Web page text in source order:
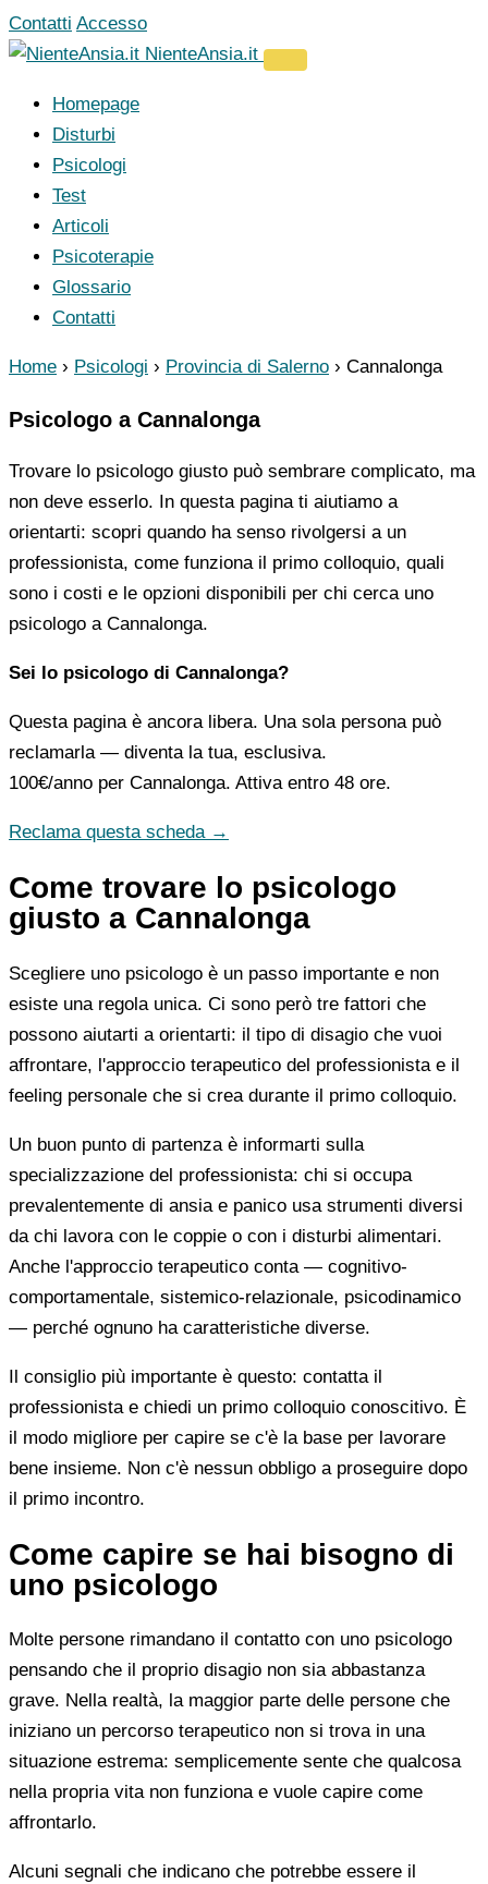
Vai
al
Contatti Accesso
NienteAnsia.it
Homepage
Disturbi
Psicologi
Test
Articoli
Psicoterapie
Glossario
Contatti
Home › Psicologi › Provincia di Salerno › Cannalonga
Psicologo a Cannalonga
Trovare lo psicologo giusto può sembrare complicato, ma
non deve esserlo. In questa pagina ti aiutiamo a
orientarti: scopri quando ha senso rivolgersi a un
professionista, come funziona il primo colloquio, quali
sono i costi e le opzioni disponibili per chi cerca uno
psicologo a Cannalonga.
Sei lo psicologo di Cannalonga?
Questa pagina è ancora libera. Una sola persona può
reclamarla — diventa la tua, esclusiva.
100€/anno per Cannalonga. Attiva entro 48 ore.
Reclama questa scheda →
Come trovare lo psicologo
giusto a Cannalonga
Scegliere uno psicologo è un passo importante e non
esiste una regola unica. Ci sono però tre fattori che
possono aiutarti a orientarti: il tipo di disagio che vuoi
affrontare, l'approccio terapeutico del professionista e il
feeling personale che si crea durante il primo colloquio.
Un buon punto di partenza è informarti sulla
specializzazione del professionista: chi si occupa
prevalentemente di ansia e panico usa strumenti diversi
da chi lavora con le coppie o con i disturbi alimentari.
Anche l'approccio terapeutico conta — cognitivo-
comportamentale, sistemico-relazionale, psicodinamico
— perché ognuno ha caratteristiche diverse.
Il consiglio più importante è questo: contatta il
professionista e chiedi un primo colloquio conoscitivo. È
il modo migliore per capire se c'è la base per lavorare
bene insieme. Non c'è nessun obbligo a proseguire dopo
il primo incontro.
Come capire se hai bisogno di
uno psicologo
Molte persone rimandano il contatto con uno psicologo
pensando che il proprio disagio non sia abbastanza
grave. Nella realtà, la maggior parte delle persone che
iniziano un percorso terapeutico non si trova in una
situazione estrema: semplicemente sente che qualcosa
nella propria vita non funziona e vuole capire come
affrontarlo.
Alcuni segnali che indicano che potrebbe essere il